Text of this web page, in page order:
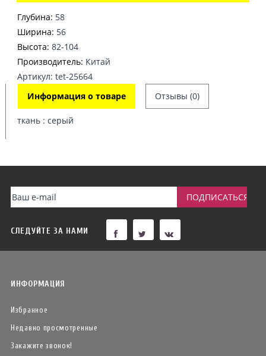
Глубина: 58
Ширина: 56
Высота: 82-104
Производитель: Китай
Артикул: tet-25664
Информация о товаре
Отзывы (0)
ткань : серый
СЛЕДУЙТЕ ЗА НАМИ
ИНФОРМАЦИЯ
Избранное
Недавно просмотренные
Закажите звонок!